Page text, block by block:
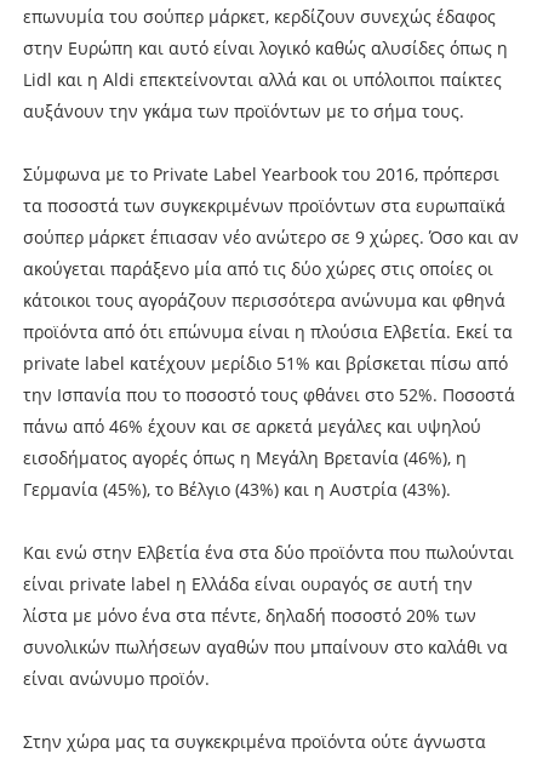
επωνυμία του σούπερ μάρκετ, κερδίζουν συνεχώς έδαφος
στην Ευρώπη και αυτό είναι λογικό καθώς αλυσίδες όπως η
Lidl και η Aldi επεκτείνονται αλλά και οι υπόλοιποι παίκτες
αυξάνουν την γκάμα των προϊόντων με το σήμα τους.
Σύμφωνα με το Private Label Yearbook του 2016, πρόπερσι
τα ποσοστά των συγκεκριμένων προϊόντων στα ευρωπαϊκά
σούπερ μάρκετ έπιασαν νέο ανώτερο σε 9 χώρες. Όσο και αν
ακούγεται παράξενο μία από τις δύο χώρες στις οποίες οι
κάτοικοι τους αγοράζουν περισσότερα ανώνυμα και φθηνά
προϊόντα από ότι επώνυμα είναι η πλούσια Ελβετία. Εκεί τα
private label κατέχουν μερίδιο 51% και βρίσκεται πίσω από
την Ισπανία που το ποσοστό τους φθάνει στο 52%. Ποσοστά
πάνω από 46% έχουν και σε αρκετά μεγάλες και υψηλού
εισοδήματος αγορές όπως η Μεγάλη Βρετανία (46%), η
Γερμανία (45%), το Βέλγιο (43%) και η Αυστρία (43%).
Και ενώ στην Ελβετία ένα στα δύο προϊόντα που πωλούνται
είναι private label η Ελλάδα είναι ουραγός σε αυτή την
λίστα με μόνο ένα στα πέντε, δηλαδή ποσοστό 20% των
συνολικών πωλήσεων αγαθών που μπαίνουν στο καλάθι να
είναι ανώνυμο προϊόν.
Στην χώρα μας τα συγκεκριμένα προϊόντα ούτε άγνωστα